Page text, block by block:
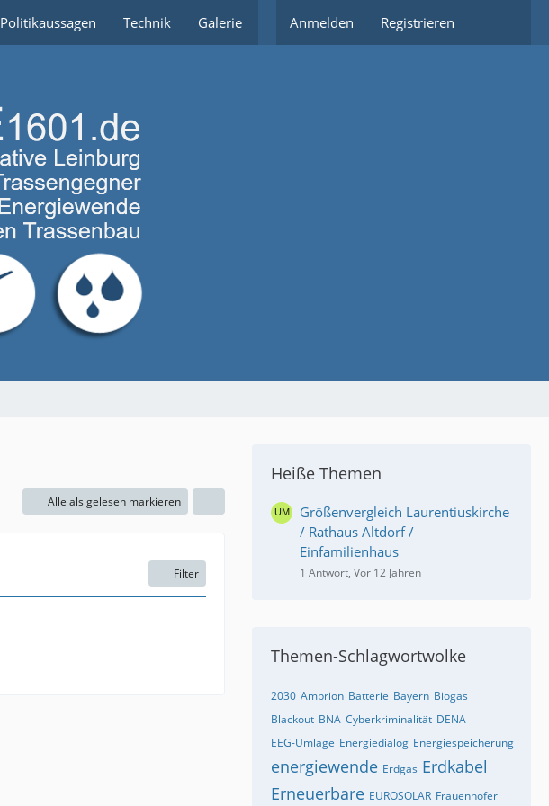
Politikaussagen Technik Galerie Partnerlinks
Anmelden Registrieren
Alle als gelesen markieren
Filter
Heiße Themen
Größenvergleich Laurentiuskirche
/ Rathaus Altdorf /
Einfamilienhaus
1 Antwort, Vor 12 Jahren
Themen-Schlagwortwolke
2030 Amprion Batterie Bayern Biogas
Blackout BNA Cyberkriminalität DENA
EEG-Umlage Energiedialog Energiespeicherung
energiewende Erdgas Erdkabel
Erneuerbare EUROSOLAR Frauenhofer